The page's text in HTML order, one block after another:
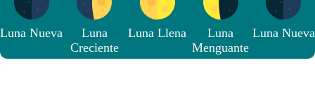
Luna Nueva
Luna
Creciente
Luna Llena
Luna
Menguante
Luna Nueva